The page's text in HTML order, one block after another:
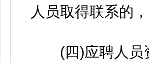
人员取得联系的
(四)应聘人员资